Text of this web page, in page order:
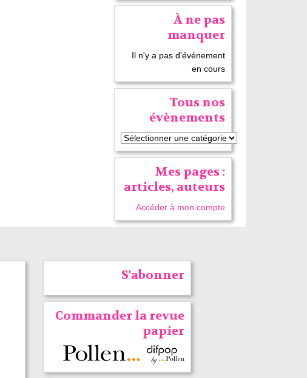
À ne pas
manquer
Il n'y a pas d'événement
en cours
Tous nos
évènements
Mes pages :
articles, auteurs
Accéder à mon compte
S'abonner
Commander la revue
papier